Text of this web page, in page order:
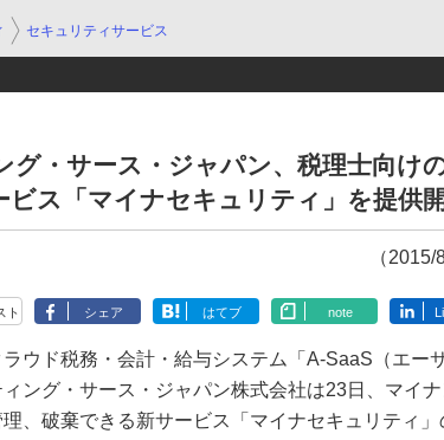
セキュリティサービス
グ・サース・ジャパン、税理士向け
ビス「マイナセキュリティ」を提供
（2015/
ト シェア はてブ note
ウド税務・会計・給与システム「A-SaaS（エー
ング・サース・ジャパン株式会社は23日、マイナ
、破棄できる新サービス「マイナセキュリティ」